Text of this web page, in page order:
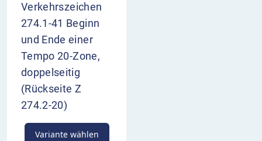
Verkehrszeichen
274.1-41 Beginn
und Ende einer
Tempo 20-Zone,
doppelseitig
(Rückseite Z
274.2-20)
Variante wählen